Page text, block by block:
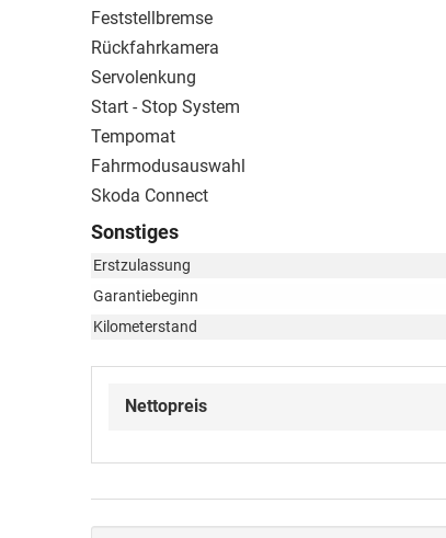
Feststellbremse
Rückfahrkamera
Servolenkung
Start - Stop System
Tempomat
Fahrmodusauswahl
Skoda Connect
Sonstiges
Erstzulassung
Garantiebeginn
Kilometerstand
Nettopreis